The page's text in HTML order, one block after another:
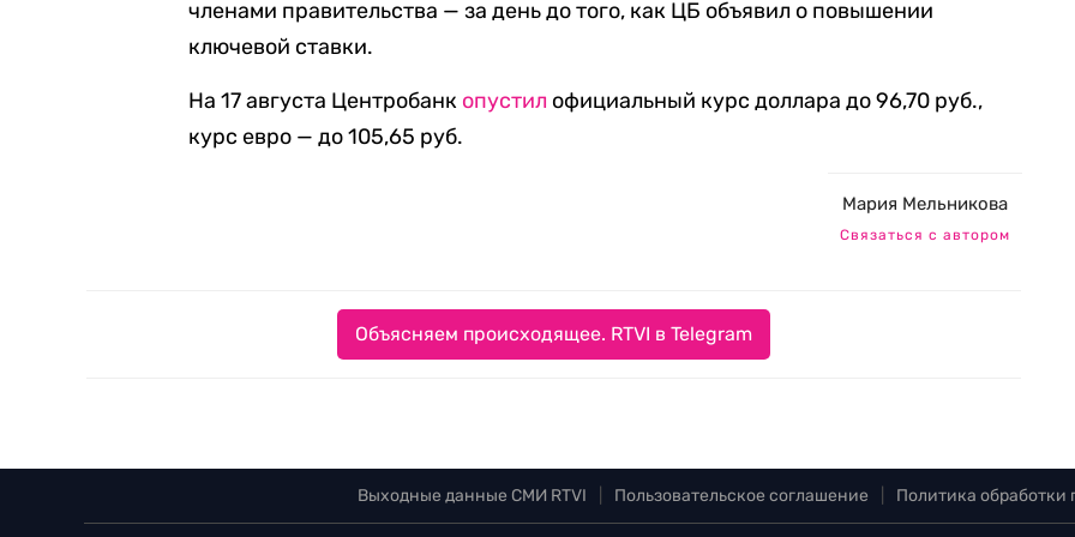
членами правительства — за день до того, как ЦБ объявил о повышении
ключевой ставки.
На 17 августа Центробанк опустил официальный курс доллара до 96,70 руб.,
курс евро — до 105,65 руб.
Мария Мельникова
Связаться с автором
Объясняем происходящее. RTVI в Telegram
Выходные данные СМИ RTVI Пользовательское соглашение Политика